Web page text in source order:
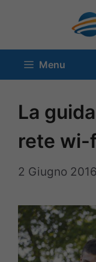
contenuto
Menu
La
rete wi-
2 Giugno 2016